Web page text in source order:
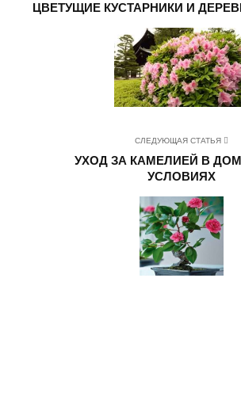
ЦВЕТУЩИЕ КУСТАРНИКИ И
СЛЕДУЮЩАЯ СТАТЬЯ
УХОД ЗА КАМЕЛИЕЙ В
УСЛОВИЯХ